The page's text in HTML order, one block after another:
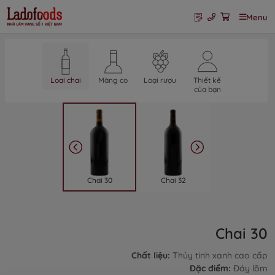
Menu
Chai 30
Chất liệu: Thủy tinh xanh cao cấp
Đặc điểm: Đáy lõm
Chai 30 Chai 32
Loại chai Màng co Loại rượu
Thiết kế
của bạn